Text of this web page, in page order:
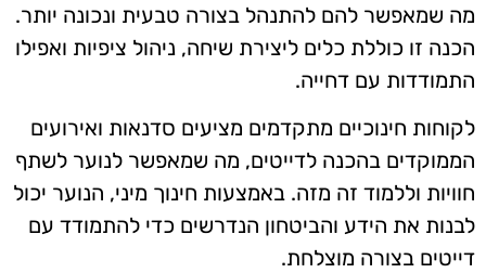
מה שמאפשר להם להתנהל בצורה טבעית ונכונה יותר.
הכנה זו כוללת כלים ליצירת שיחה, ניהול ציפיות ואפילו
התמודדות עם דחייה.
לקוחות חינוכיים מתקדמים מציעים סדנאות ואירועים
הממוקדים בהכנה לדייטים, מה שמאפשר לנוער לשתף
חוויות וללמוד זה מזה. באמצעות חינוך מיני, הנוער יכול
לבנות את הידע והביטחון הנדרשים כדי להתמודד עם
דייטים בצורה מוצלחת.